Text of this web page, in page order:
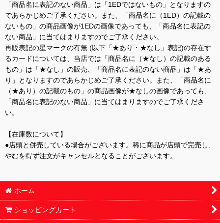
「商品名に表記のない商品」は「1EDではないもの」となりますの
であらかじめご了承ください。また、「商品名に（1ED）の記載の
ないもの」の商品画像が1EDの画像であっても、「商品名に表記の
ない商品」に当てはまりますのでご了承ください。
再販表記の星マークの有無 (以下「★あり・★なし」表記)の存在す
るカードについては、当店では「商品名に（★なし）の記載のある
もの」は「★なし」の販売、「商品名に表記のない商品」は「★あ
り」となりますのであらかじめご了承ください。また、「商品名に
（★あり）の記載のもの」の商品画像が★なしの画像であっても、
「商品名に表記のない商品」に当てはまりますのでご了承くださ
い。
【在庫数について】
●店頭と併売している場合がございます。稀に商品が店頭で完売し、
やむを得ず注文がキャンセルとなることがございます。
ホーム
ショッピングカート